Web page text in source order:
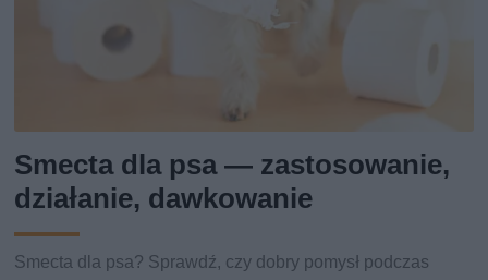
Smecta dla psa — zastosowanie,
działanie, dawkowanie
Smecta dla psa? Sprawdź, czy dobry pomysł podczas